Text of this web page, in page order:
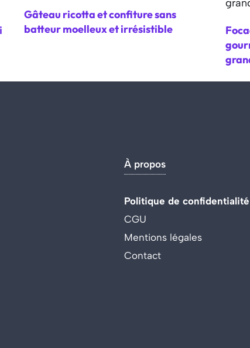
Gâteau ricotta et confiture sans
batteur moelleux et irrésistible
À propos
Politique de confidentialité
CGU
Mentions légales
Contact